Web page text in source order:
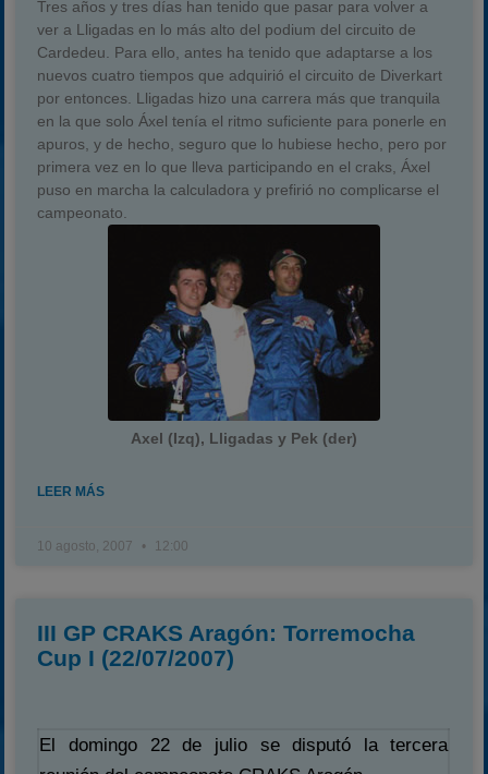
Tres años y tres días han tenido que pasar para volver a
ver a Lligadas en lo más alto del podium del circuito de
Cardedeu. Para ello, antes ha tenido que adaptarse a los
nuevos cuatro tiempos que adquirió el circuito de Diverkart
por entonces. Lligadas hizo una carrera más que tranquila
en la que solo Áxel tenía el ritmo suficiente para ponerle en
apuros, y de hecho, seguro que lo hubiese hecho, pero por
primera vez en lo que lleva participando en el craks, Áxel
puso en marcha la calculadora y prefirió no complicarse el
campeonato.
Axel (Izq), Lligadas y Pek (der)
LEER MÁS
10 agosto, 2007 12:00
III GP CRAKS Aragón: Torremocha
Cup I (22/07/2007)
El domingo 22 de julio se disputó la tercera